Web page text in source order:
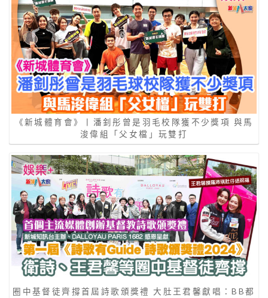
《新城體育會》丨潘釗彤曾是羽毛校隊獲不少獎項 與馬
浚偉組「父女檔」玩雙打
圈中基督徒齊撐首屆詩歌頒獎禮 大肚王君馨獻唱：BB都